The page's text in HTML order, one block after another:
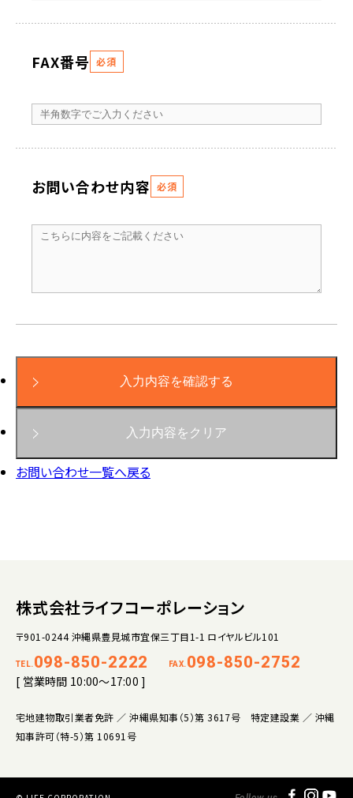
FAX番号 必須
お問い合わせ内容 必須
お問い合わせ一覧へ戻る
株式会社ライフコーポレーション
〒901-0244 沖縄県豊見城市宜保三丁目1-1 ロイヤルビル101
TEL. 098-850-2222 FAX. 098-850-2752
[ 営業時間 10:00～17:00 ]
宅地建物取引業者免許 ／ 沖縄県知事（5）第 3617号 特定建設業 ／ 沖縄
知事許可（特-5）第 10691号